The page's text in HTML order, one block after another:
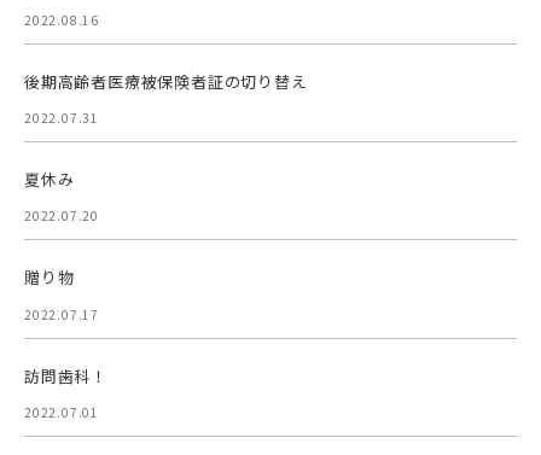
2022.08.16
後期高齢者医療被保険者証の切り替え
2022.07.31
夏休み
2022.07.20
贈り物
2022.07.17
訪問歯科！
2022.07.01